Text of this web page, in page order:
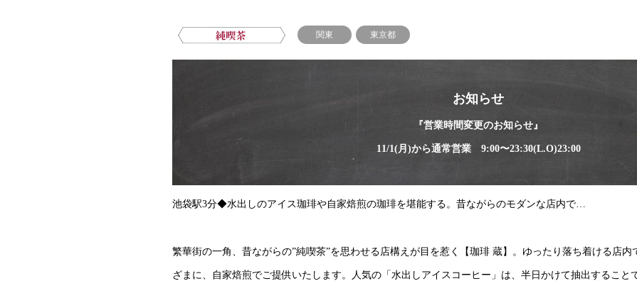
関東 東京都
お知らせ
『営業時間変更のお知らせ』
11/1(月)から通常営業 9:00〜23:30(L.O)23:00
池袋駅3分◆水出しのアイス珈琲や自家焙煎の珈琲を堪能する。昔ながらのモダンな店内で…
繁華街の一角、昔ながらの”純喫茶”を思わせる店構えが目を惹く【珈琲 蔵】。ゆったり落ち着ける店内
ざまに、自家焙煎でご提供いたします。人気の「水出しアイスコーヒー」は、半日かけて抽出すること